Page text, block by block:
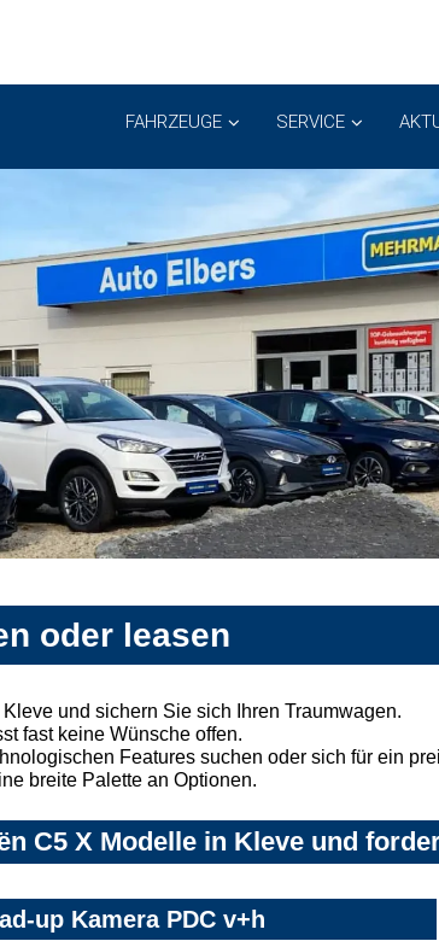
FAHRZEUGE SERVICE
oder leasen
und sichern Sie sich Ihren Traumwagen.
fast keine Wünsche offen.
Features suchen oder sich für ein
breite Palette an Optionen.
C5 X Modelle in Kleve und
up Kamera PDC v+h